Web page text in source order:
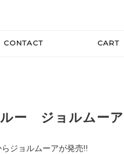
CONTACT CART
ー ジョルムーア
ジョルムーアが発売!!